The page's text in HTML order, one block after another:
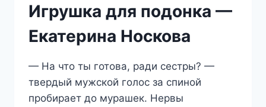
Игрушка для подонка —
Екатерина Носкова
— На что ты готова, ради сестры? —
твердый мужской голос за спиной
пробирает до мурашек. Нервы